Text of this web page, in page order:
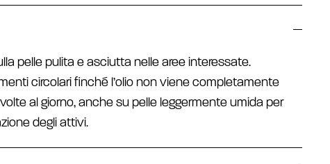
pelle pulita e asciutta nelle aree interessate.
circolari finché l’olio non viene completamente
al giorno, anche su pelle leggermente umida per
degli attivi.